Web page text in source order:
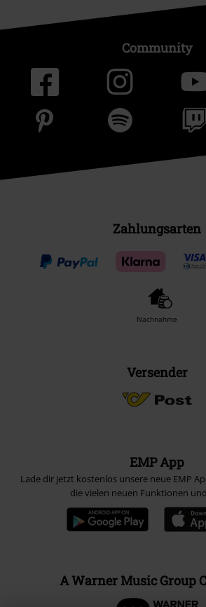
Community
Zahlungsarten
Nachnahme
Versender
EMP App
Lade dir jetzt kostenlos unsere neue EMP
die vielen neuen Funktionen
A Warner Music Group